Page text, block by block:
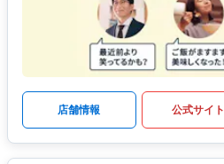
店舗情報 公式サイト